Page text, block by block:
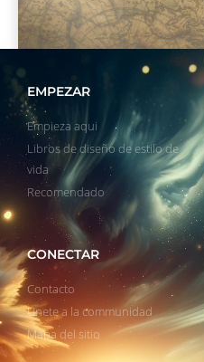
EMPEZAR
Empieza aqui
Libros de diseño de estilo de
vida
Recomendado
CONECTAR
Contacto
Unete a la communidad
Mapa del sitio